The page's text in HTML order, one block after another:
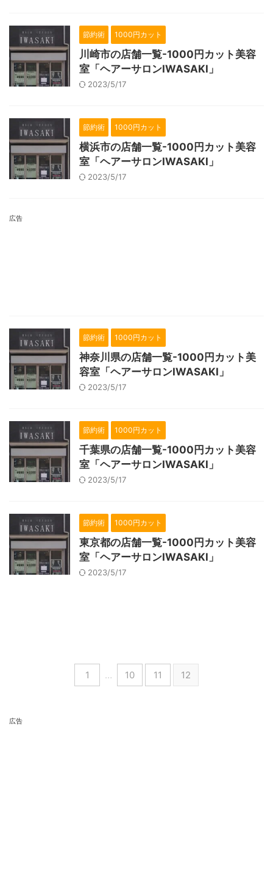
節約術 1000円カット
川崎市の店舗一覧-1000円カット美容
室「ヘアーサロンIWASAKI」
2023/5/17
節約術 1000円カット
横浜市の店舗一覧-1000円カット美容
室「ヘアーサロンIWASAKI」
2023/5/17
広告
節約術 1000円カット
神奈川県の店舗一覧-1000円カット美
容室「ヘアーサロンIWASAKI」
2023/5/17
節約術 1000円カット
千葉県の店舗一覧-1000円カット美容
室「ヘアーサロンIWASAKI」
2023/5/17
節約術 1000円カット
東京都の店舗一覧-1000円カット美容
室「ヘアーサロンIWASAKI」
2023/5/17
1 … 10 11 12
広告